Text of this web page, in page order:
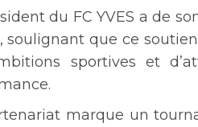
du FC YVES a de
soulignant que ce
sportives et
marque un